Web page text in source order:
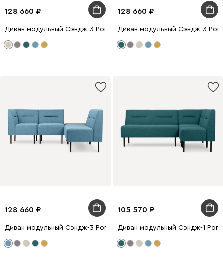
128 660
Диван модульный Сэндж-3 Рогожка Бежевый
128 660
Диван модульный Сэндж-3
128 660
Диван модульный Сэндж-3 Рогожка Голубой
105 570
Диван модульный Сэндж-1